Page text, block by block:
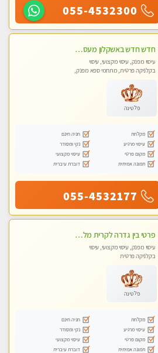
055-4532300
חדש חדש באשקלון מעסה מקצועית ומפנקת במיוחד פרטי !
עיסוי מפנק, עיסוי מקצועי, עיסוי
בקלניקה פרטית, מתחמי ספא מפנק,
פלטינה
מקלחת
חניה חינם
עיסוי מרגיע
נקי ומסודר
מקום פרטי
עיסוי מקצועי
תמונה אמיתית
דוברת עיברית
055-4532177
פרטי בין גדרה לקרית מלאכי VIP-מומלץ לחלוטין! פרטי! ​​​​​​ ללא מין! Highly recommended
עיסוי מפנק, עיסוי מקצועי, עיסוי
בקלניקה פרטית
פלטינה
מקלחת
חניה חינם
עיסוי מרגיע
נקי ומסודר
מקום פרטי
עיסוי מקצועי
תמונה אמיתית
דוברת עיברית